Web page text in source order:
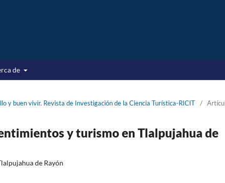
de
y buen vivir. Revista de Investigación de la Ciencia Turística-RICIT /
y turismo en Tlalpujahua de
de Rayón